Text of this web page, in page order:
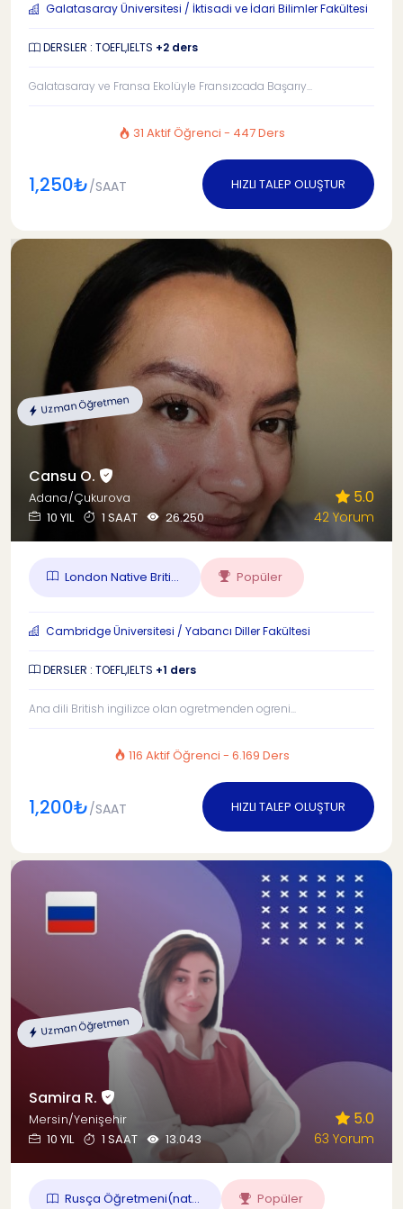
Galatasaray Üniversitesi / İktisadi ve İdari Bilimler Fakültesi
DERSLER : TOEFL,IELTS +2 ders
Galatasaray ve Fransa Ekolüyle Fransızcada Başarıy...
31 Aktif Öğrenci - 447 Ders
1,250₺/SAAT HIZLI TALEP OLUŞTUR
Uzman Öğretmen
Cansu O.
Adana/Çukurova
10 YIL
1 SAAT 26.250
5.0
42 Yorum
London Native Briti... Popüler
Cambridge Üniversitesi / Yabancı Diller Fakültesi
DERSLER : TOEFL,IELTS +1 ders
Ana dili British ingilizce olan ogretmenden ogreni...
116 Aktif Öğrenci - 6.169 Ders
1,200₺/SAAT HIZLI TALEP OLUŞTUR
Uzman Öğretmen
Samira R.
Mersin/Yenişehir
10 YIL
1 SAAT 13.043
5.0
63 Yorum
Rusça Öğretmeni(nat... Popüler